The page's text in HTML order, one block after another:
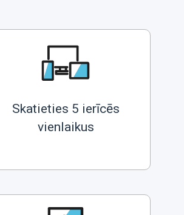
Skatieties 5 ierīcēs
vienlaikus